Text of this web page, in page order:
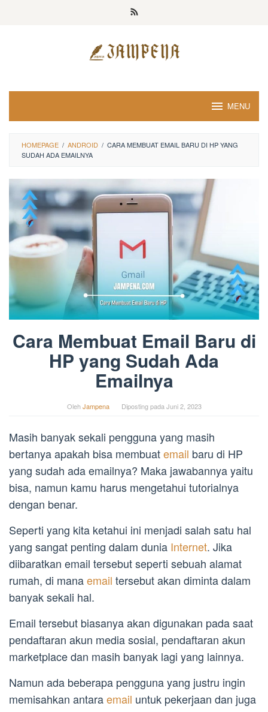
MENU
HOMEPAGE / ANDROID / CARA MEMBUAT EMAIL BARU DI HP YANG
SUDAH ADA EMAILNYA
Cara Membuat Email Baru di
HP yang Sudah Ada
Emailnya
OlehJampena Diposting pada Juni 2, 2023
Masih banyak sekali pengguna yang masih
bertanya apakah bisa membuatemail baru di HP
yang sudah ada emailnya? Maka jawabannya yaitu
bisa, namun kamu harus mengetahui tutorialnya
dengan benar.
Seperti yang kita ketahui ini menjadi salah satu hal
yang sangat penting dalam dunia Internet. Jika
diibaratkan email tersebut seperti sebuah alamat
rumah, di manaemail tersebut akan diminta dalam
banyak sekali hal.
Email tersebut biasanya akan digunakan pada saat
pendaftaran akun media sosial, pendaftaran akun
marketplace dan masih banyak lagi yang lainnya.
Namun ada beberapa pengguna yang justru ingin
memisahkan antaraemail untuk pekerjaan dan juga